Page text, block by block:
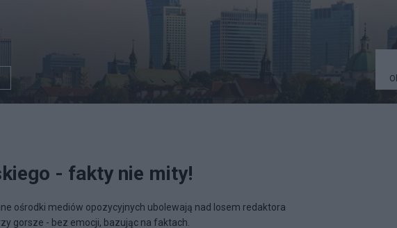
- fakty nie mity!
ośrodki mediów opozycyjnych ubolewają nad losem redaktora
gorsze - bez emocji, bazując na faktach.